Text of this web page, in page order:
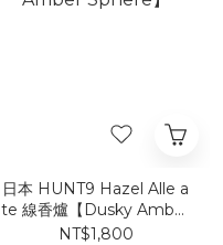
日本 HUNT9 Hazel Alle a
te 線香爐【Dusky Amber
Sphere】
NT$1,800